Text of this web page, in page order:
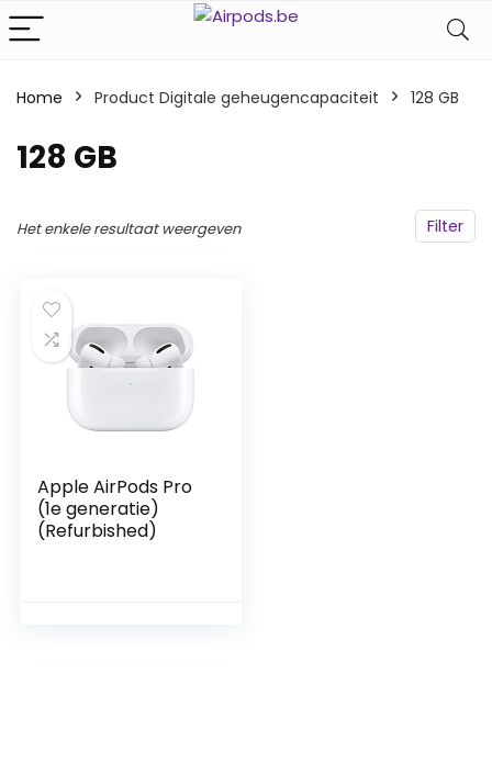
Home Product Digitale geheugencapaciteit ‎128 GB
‎128 GB
Filter
Het enkele resultaat weergeven
Apple AirPods Pro
(1e generatie)
(Refurbished)